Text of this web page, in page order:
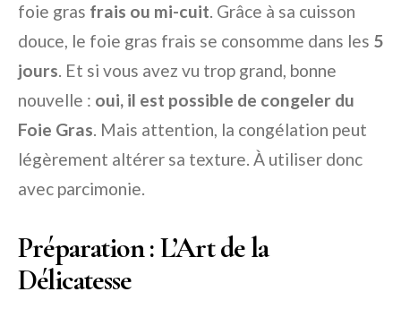
foie gras frais ou mi-cuit. Grâce à sa cuisson
douce, le foie gras frais se consomme dans les 5
jours. Et si vous avez vu trop grand, bonne
nouvelle : oui, il est possible de congeler du
Foie Gras. Mais attention, la congélation peut
légèrement altérer sa texture. À utiliser donc
avec parcimonie.
Préparation : L’Art de la
Délicatesse